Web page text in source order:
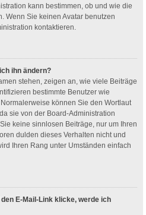
kann bestimmen, ob und wie die
Wenn Sie keinen Avatar benutzen
kontaktieren.
ihn ändern?
stehen, zeigen an, wie viele Beiträge
bestimmte Benutzer wie
können Sie den Wortlaut
sie von der Board-Administration
keine sinnlosen Beiträge, nur um Ihren
dulden dieses Verhalten nicht und
Ihren Rang unter Umständen einfach
E-Mail-Link klicke, werde ich